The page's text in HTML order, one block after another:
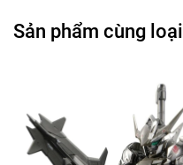
Sản phẩm cùng loại